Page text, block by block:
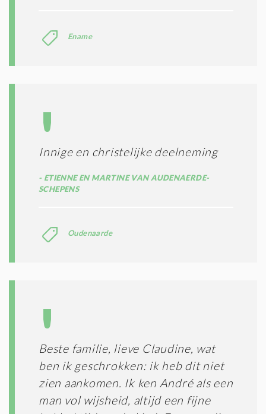
Ename
Innige en christelijke deelneming
ETIENNE EN MARTINE VAN AUDENAERDE-
SCHEPENS
Oudenaarde
Beste familie, lieve Claudine, wat
ben ik geschrokken: ik heb dit niet
zien aankomen. Ik ken André als een
man vol wijsheid, altijd een fijne